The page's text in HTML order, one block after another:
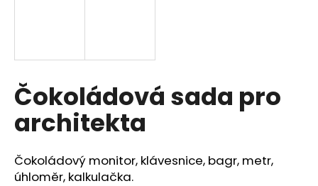
Čokoládová sada pro
architekta
Čokoládový monitor, klávesnice, bagr, metr,
úhloměr, kalkulačka.
í
?
HLEDAT